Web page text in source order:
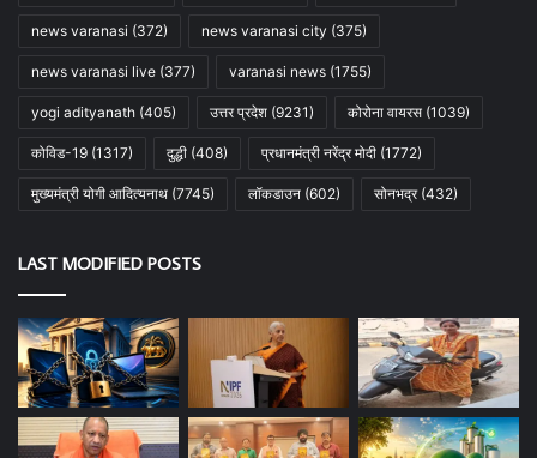
news varanasi (372) news varanasi city (375)
news varanasi live (377) varanasi news (1755)
yogi adityanath (405) उत्तर प्रदेश (9231) कोरोना वायरस (1039)
कोविड-19 (1317) दुद्धी (408) प्रधानमंत्री नरेंद्र मोदी (1772)
मुख्यमंत्री योगी आदित्यनाथ (7745) लॉकडाउन (602) सोनभद्र(432)
LAST MODIFIED POSTS